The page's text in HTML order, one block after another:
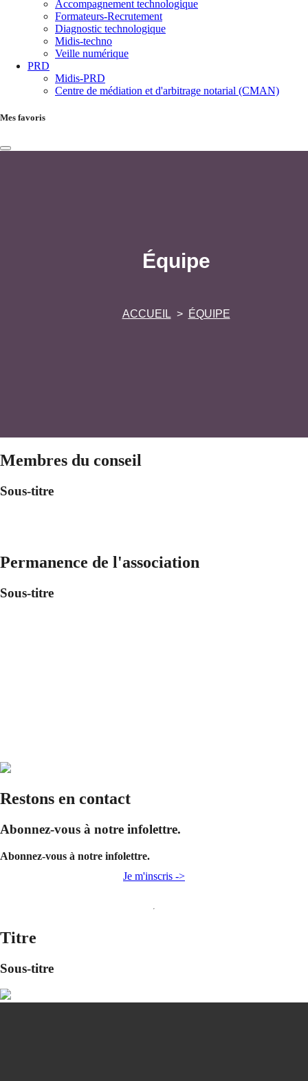
Accompagnement technologique
Formateurs-Recrutement
Diagnostic technologique
Midis-techno
Veille numérique
PRD
Midis-PRD
Centre de médiation et d'arbitrage notarial (CMAN)
Mes favoris
Équipe
ACCUEIL ÉQUIPE
Membres du conseil
Sous-titre
Permanence de l'association
Sous-titre
Restons en contact
Abonnez-vous à notre infolettre.
Abonnez-vous à notre infolettre.
Je m'inscris ->
Titre
Sous-titre